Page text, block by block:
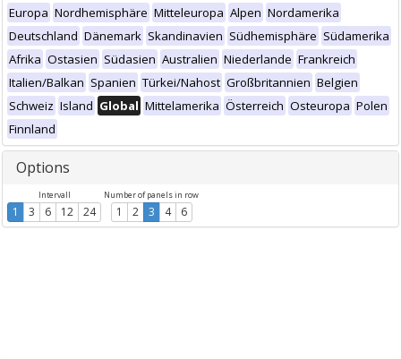
Europa Nordhemisphäre Mitteleuropa Alpen Nordamerika
Deutschland Dänemark Skandinavien Südhemisphäre Südamerika
Afrika Ostasien Südasien Australien Niederlande Frankreich
Italien/Balkan Spanien Türkei/Nahost Großbritannien Belgien
Schweiz Island Global Mittelamerika Österreich Osteuropa Polen
Finnland
Options
Intervall
1 3 6 12 24
Number of panels in row
1 2 3 4 6